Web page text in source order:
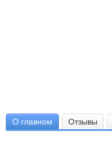
О главном Отзывы